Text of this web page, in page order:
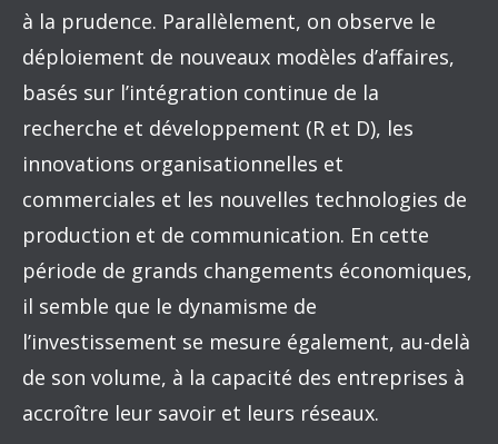
à la prudence. Parallèlement, on observe le
déploiement de nouveaux modèles d’affaires,
basés sur l’intégration continue de la
recherche et développement (R et D), les
innovations organisationnelles et
commerciales et les nouvelles technologies de
production et de communication. En cette
période de grands changements économiques,
il semble que le dynamisme de
l’investissement se mesure également, au-delà
de son volume, à la capacité des entreprises à
accroître leur savoir et leurs réseaux.